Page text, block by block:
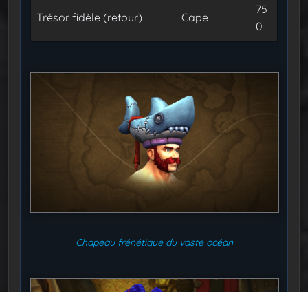
Trésor fidèle (retour) Cape
75
0
Chapeau frénétique du vaste océan